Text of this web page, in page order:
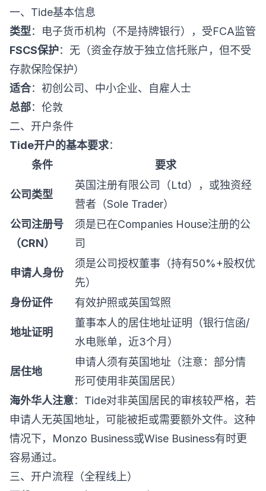
一、Tide基本信息
类型：电子货币机构（不是持牌银行），受FCA监管
FSCS保护：无（资金存放于独立信托账户，但不受
存款保险保护）
适合：初创公司、中小企业、自雇人士
总部：伦敦
二、开户条件
Tide开户的基本要求：
条件
要求
公司类型
英国注册有限公司（Ltd），或独资经
营者（Sole Trader）
公司注册号
（CRN）
须是已在Companies House注册的公
司
申请人身份
须是公司授权董事（持有50%+股权优
先）
身份证件
有效护照或英国驾照
地址证明
董事本人的居住地址证明（银行信函/
水电账单，近3个月）
居住地
申请人须有英国地址（注意：部分情
形可使用非英国居民）
海外华人注意：Tide对非英国居民的审核较严格，若
申请人无英国地址，可能被拒或需要额外文件。这种
情况下，Monzo Business或Wise Business有时更
容易通过。
三、开户流程（全程线上）